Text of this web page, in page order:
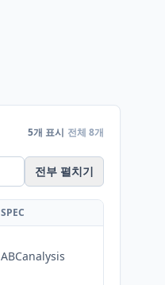
5개 표시 전체 8개
전부 펼치기
SPEC
ABCanalysis